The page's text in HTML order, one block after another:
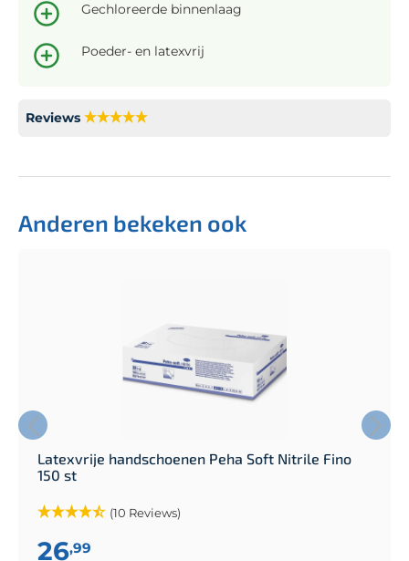
Gechloreerde binnenlaag
Poeder- en latexvrij
Reviews
Anderen bekeken ook
Latexvrije handschoenen Peha Soft Nitrile Fino
150 st
(10 Reviews)
26,99